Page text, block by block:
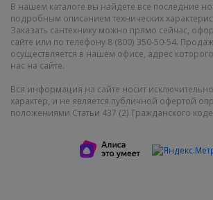
В нашем каталоге вы найдете все последние
подробным описанием технических
Заказать сантехнику можно прямо сейчас,
сайте или по телефону 8 (800) 350-50-54.
осуществляется в нашем офисе, адрес
нас на сайте.
Вся информация на сайте носит
характер, и не является публичной офертой
положениями Статьи 437 (2) Гражданского